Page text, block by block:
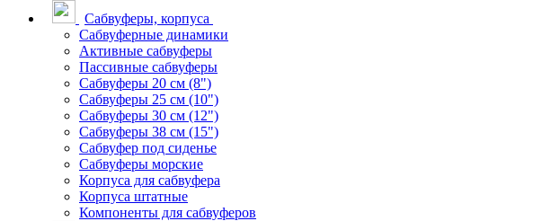
Сабвуферы, корпуса
Сабвуферные динамики
Активные сабвуферы
Пассивные сабвуферы
Сабвуферы 20 см (8")
Сабвуферы 25 см (10")
Сабвуферы 30 см (12")
Сабвуферы 38 см (15")
Сабвуфер под сиденье
Сабвуферы морские
Корпуса для сабвуфера
Корпуса штатные
Компоненты для сабвуферов